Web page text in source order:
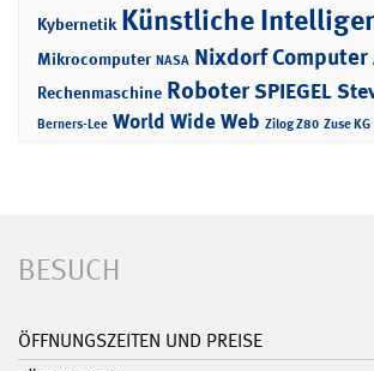
Kybernetik Künstliche
Mikrocomputer NASA Nixdorf Computer
Rechenmaschine RoboterSPIEGEL
Berners-Lee World Wide Web Zilog Z80 Zuse KG
BESUCH
ÖFFNUNGSZEITEN UND PREISE